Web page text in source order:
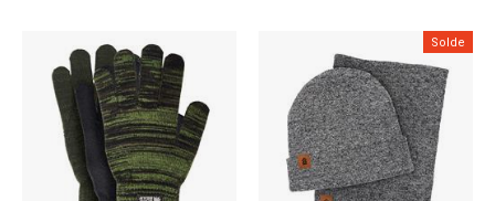
Solde